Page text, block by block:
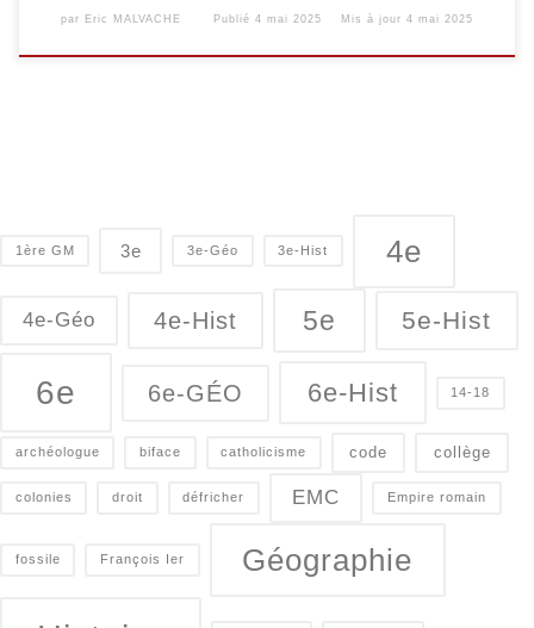
par Eric MALVACHE Publié4 mai 2025 Mis à jour4 mai 2025
1ère GM 3e 3e-Géo 3e-Hist 4e
4e-Géo 4e-Hist 5e 5e-Hist
6e 6e-GÉO 6e-Hist 14-18
archéologue biface catholicisme code collège
colonies droit défricher EMC Empire romain
fossile François Ier Géographie